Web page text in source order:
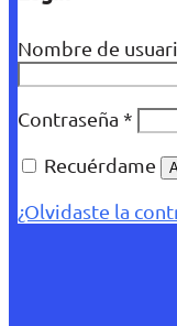
Nombre de
Contraseña *
Recuérdame
¿Olvidaste la